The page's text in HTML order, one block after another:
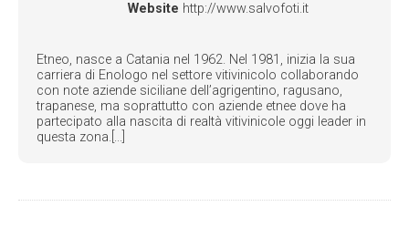
Website http://www.salvofoti.it
Etneo, nasce a Catania nel 1962. Nel 1981, inizia la sua
carriera di Enologo nel settore vitivinicolo collaborando
con note aziende siciliane dell’agrigentino, ragusano,
trapanese, ma soprattutto con aziende etnee dove ha
partecipato alla nascita di realtà vitivinicole oggi leader in
questa zona.[...]